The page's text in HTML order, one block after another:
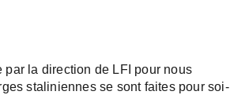
la direction de LFI pour nous
staliniennes se sont faites pour soi-